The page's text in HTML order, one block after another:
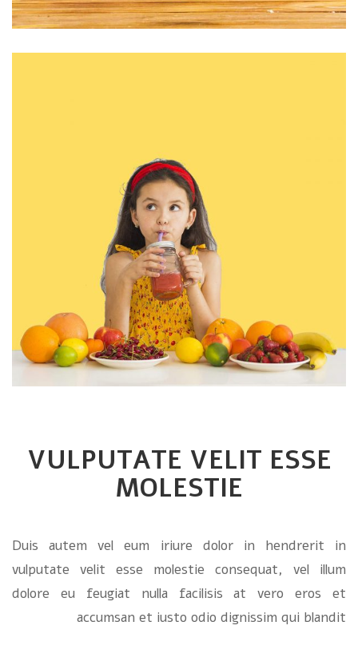
VULPUTATE VELIT ESSE
MOLESTIE
Duis autem vel eum iriure dolor in hendrerit in
vulputate velit esse molestie consequat, vel illum
dolore eu feugiat nulla facilisis at vero eros et
accumsan et iusto odio dignissim qui blandit